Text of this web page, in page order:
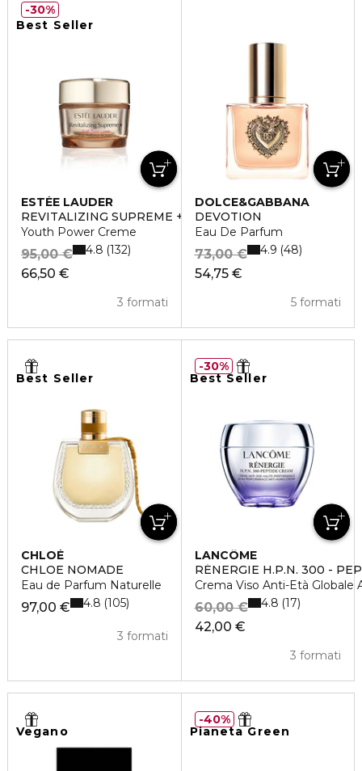
Best Seller
ESTÉE LAUDER
REVITALIZING SUPREME +
Youth Power Creme
66,50 €
95,00 €
3 formati
4.8 132
30%
DOLCE&GABBANA
DEVOTION
Eau De Parfum
54,75 €
73,00 €
5 formati
4.9 48
Best Seller
CHLOÉ
CHLOE NOMADE
Eau de Parfum Naturelle
97,00 €
3 formati
4.8 105
Best Seller
LANCÔME
RÉNERGIE H.P.N. 300 -
Crema Viso Anti-Età Globale
42,00 €
60,00 €
3 formati
4.8 17
30%
Vegano Pianeta Green
40%